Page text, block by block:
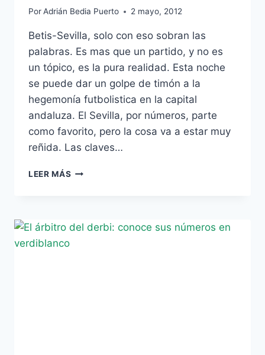
PorAdrián Bedia Puerto 2 mayo, 2012
Betis-Sevilla, solo con eso sobran las
palabras. Es mas que un partido, y no es
un tópico, es la pura realidad. Esta noche
se puede dar un golpe de timón a la
hegemonía futbolistica en la capital
andaluza. El Sevilla, por números, parte
como favorito, pero la cosa va a estar muy
reñida. Las claves…
LEER MÁS LAS
F.C.